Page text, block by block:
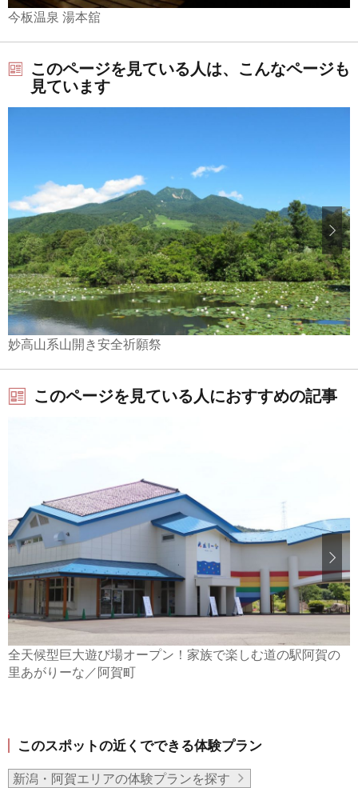
今板温泉 湯本舘
このページを見ている人は、こんなページも
見ています
妙高山系山開き安全祈願祭
このページを見ている人におすすめの記事
全天候型巨大遊び場オープン！家族で楽しむ道の駅阿賀の
里あがりーな／阿賀町
このスポットの近くでできる体験プラン
新潟・阿賀エリアの体験プランを探す